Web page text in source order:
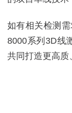
如有相关检测
8000系列3D线
共同打造更高质